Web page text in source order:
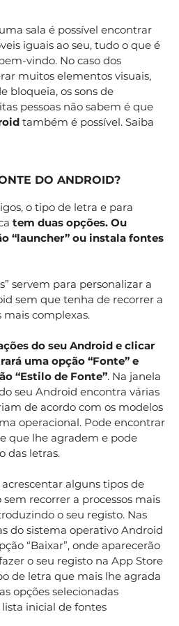
sala é possível encontrar
iguais ao seu, tudo o que é
vindo. No caso dos
muitos elementos visuais,
bloqueia, os sons de
pessoas não sabem é que
também é possível. Saiba
DO ANDROID?
o tipo de letra e para
tem duas opções. Ou
“launcher” ou instala fontes
servem para personalizar a
sem que tenha de recorrer a
complexas.
do seu Android e clicar
uma opção “Fonte” e
“Estilo de Fonte”. Na janela
seu Android encontra várias
de acordo com os modelos
operacional. Pode encontrar
que lhe agradem e pode
das letras.
alguns tipos de
recorrer a processos mais
o seu registo. Nas
do sistema operativo Android
“Baixar”, onde aparecerão
o seu registo na App Store
de letra que mais lhe agrada
opções selecionadas
inicial de fontes